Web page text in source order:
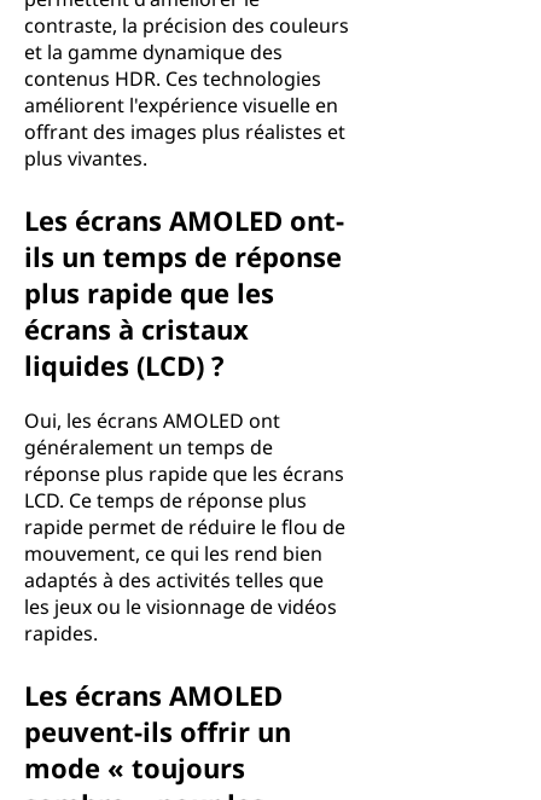
contraste, la précision des couleurs
et la gamme dynamique des
contenus HDR. Ces technologies
améliorent l'expérience visuelle en
offrant des images plus réalistes et
plus vivantes.
Les écrans AMOLED ont-
ils un temps de réponse
plus rapide que les
écrans à cristaux
liquides (LCD) ?
Oui, les écrans AMOLED ont
généralement un temps de
réponse plus rapide que les écrans
LCD. Ce temps de réponse plus
rapide permet de réduire le flou de
mouvement, ce qui les rend bien
adaptés à des activités telles que
les jeux ou le visionnage de vidéos
rapides.
Les écrans AMOLED
peuvent-ils offrir un
mode « toujours